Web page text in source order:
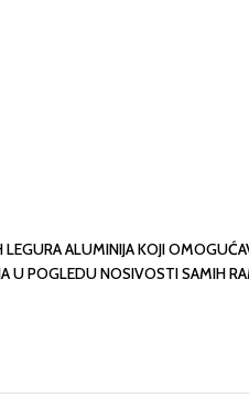
ALUMINIJA KOJI
U POGLEDU NOSIVOSTI SAMIH